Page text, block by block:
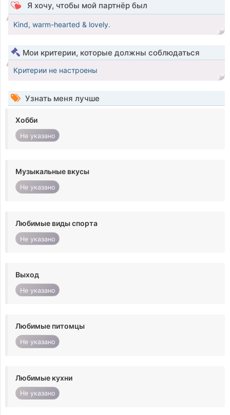
Я хочу, чтобы мой партнёр был
Kind, warm-hearted & lovely.
Мои критерии, которые должны соблюдаться
Критерии не настроены
Узнать меня лучше
Хобби
Не указано
Музыкальные вкусы
Не указано
Любимые виды спорта
Не указано
Выход
Не указано
Любимые питомцы
Не указано
Любимые кухни
Не указано